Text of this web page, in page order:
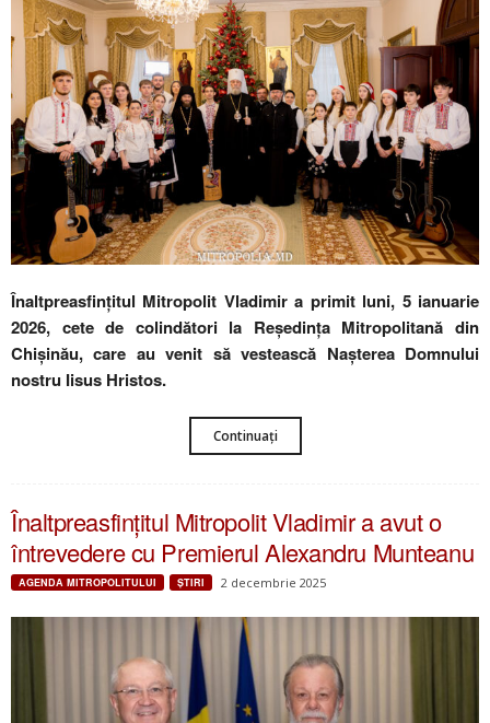
Înaltpreasfințitul Mitropolit Vladimir a primit luni, 5 ianuarie
2026, cete de colindători la Reşedinţa Mitropolitană din
Chișinău, care au venit să vestească Nașterea Domnului
nostru Iisus Hristos.
Continuați
Înaltpreasfințitul Mitropolit Vladimir a avut o
întrevedere cu Premierul Alexandru Munteanu
AGENDA MITROPOLITULUI ŞTIRI 2 decembrie 2025